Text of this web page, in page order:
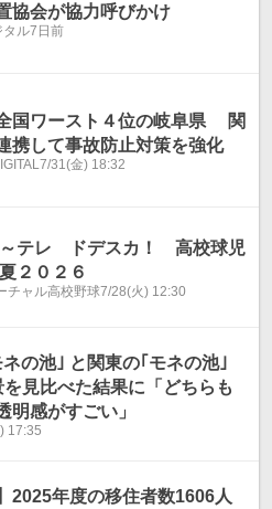
協会が協力呼びかけ
タル7日前
国ワースト４位の岐阜県 関
携して事故防止対策を強化
7/31(金) 18:32
～テレ ドデスカ！ 高校球児
２０２６
チャル高校野球7/28(火) 12:30
ネの池｣ と関東の｢モネの池｣
見比べた結果に「どちらも
明感がすごい」
17:35
2025年度の移住者数1606人